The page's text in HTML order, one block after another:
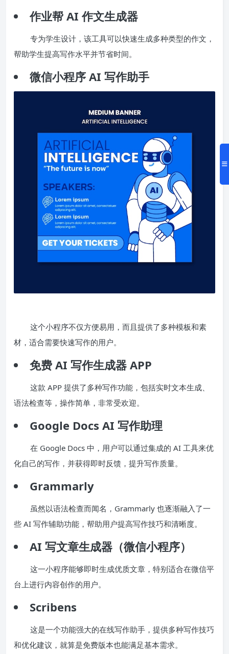
作业帮 AI 作文生成器
专为学生设计，该工具可以快速生成多种类型的作文，
帮助学生提高写作水平并节省时间。
微信小程序 AI 写作助手
这个小程序不仅方便易用，而且提供了多种模板和素
材，适合需要快速写作的用户。
免费 AI 写作生成器 APP
这款 APP 提供了多种写作功能，包括实时文本生成、
语法检查等，操作简单，非常受欢迎。
Google Docs AI 写作助理
在 Google Docs 中，用户可以通过集成的 AI 工具来优
化自己的写作，并获得即时反馈，提升写作质量。
Grammarly
虽然以语法检查而闻名，Grammarly 也逐渐融入了一
些 AI 写作辅助功能，帮助用户提高写作技巧和清晰度。
AI 写文章生成器（微信小程序）
这一小程序能够即时生成优质文章，特别适合在微信平
台上进行内容创作的用户。
Scribens
这是一个功能强大的在线写作助手，提供多种写作技巧
和优化建议，就算是免费版本也能满足基本需求。